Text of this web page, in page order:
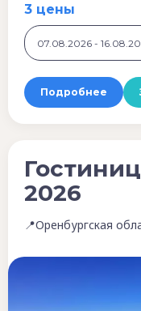
3 цены
Подробнее
2026
📍Оренбургская